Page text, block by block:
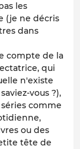
les
(je ne décris
dans
compte de la
qui
n'existe
vous ?),
comme
ou des
tête de